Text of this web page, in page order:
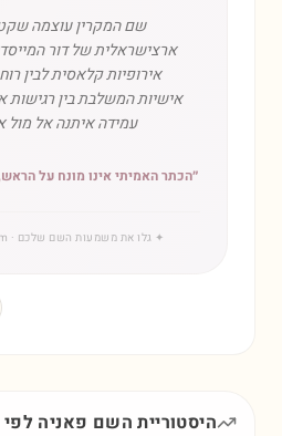
שם המקרין עוצמה
ארצישראלית של דור
אירופיות קלאסית לבין
אישיות המשלבת בין רגישות
עמידה איתנה אל מול
״הכתר האמיתי אינו מונח על
✦ גלו את משמעות השם שלכם · www.shmot-il.com
היסטוריית השם פאניה